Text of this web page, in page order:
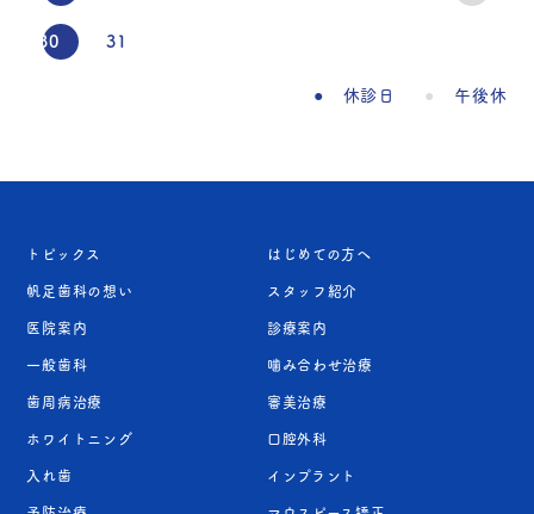
30 31
休診日 午後休
トピックス
はじめての方へ
帆足歯科の想い
スタッフ紹介
医院案内
診療案内
一般歯科
噛み合わせ治療
歯周病治療
審美治療
ホワイトニング
口腔外科
入れ歯
インプラント